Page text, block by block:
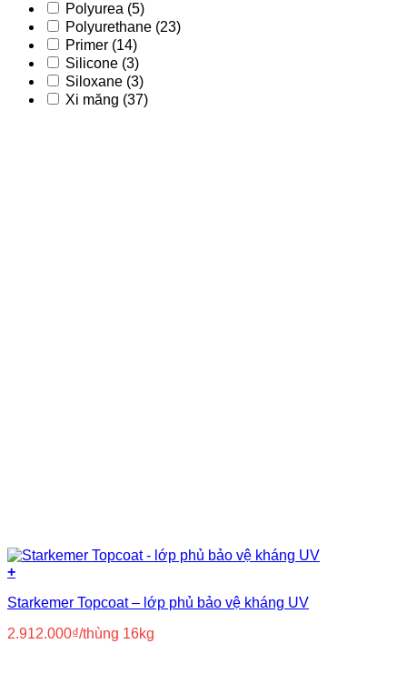
Polyurea (5)
Polyurethane (23)
Primer (14)
Silicone (3)
Siloxane (3)
Xi măng (37)
+
Starkemer Topcoat – lớp phủ bảo vệ kháng UV
2.912.000₫/thùng 16kg